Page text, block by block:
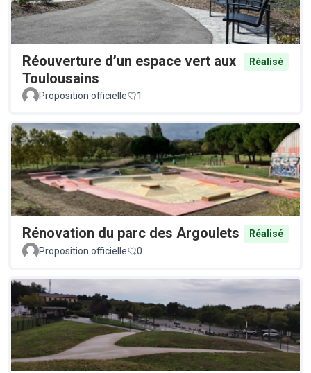
Réouverture d’un espace vert aux
Toulousains
Réalisé
Proposition officielle 1
Rénovation du parc des Argoulets
Réalisé
Proposition officielle
0